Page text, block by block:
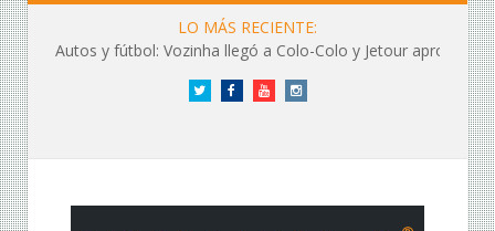
LO MÁS RECIENTE:
Autos y fútbol: Vozinha llegó a Colo-Colo y Jetour aprovechó los flashes
Twitter FacebookYouTubeInstagram